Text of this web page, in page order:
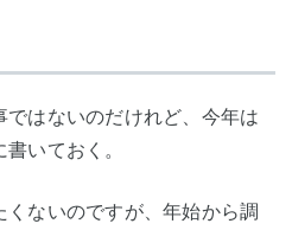
はないのだけれど、今年は
いておく。
ないのですが、年始から調